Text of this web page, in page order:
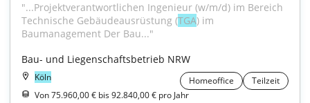
"...Projektverantwortlichen Ingenieur (w/m/d) im Bereich
Technische Gebäude­ausrüstung (TGA) im
Baumanagement Der Bau..."
Bau- und Liegenschaftsbetrieb NRW
Köln Homeoffice
Teilzeit
Von 75.960,00 € bis 92.840,00 € pro Jahr